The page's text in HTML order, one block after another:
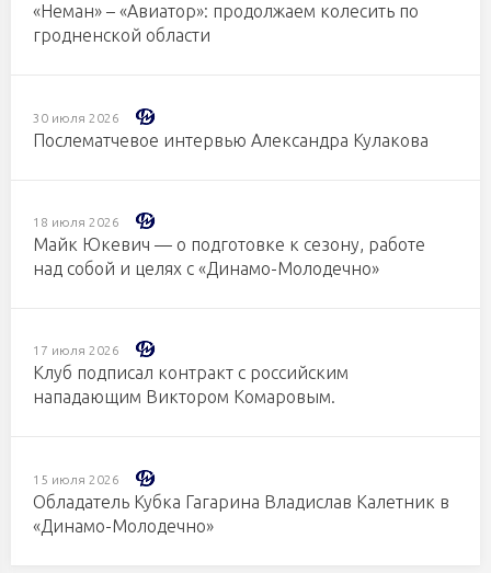
«Неман» – «Авиатор»: продолжаем колесить по
гродненской области
30 июля 2026
Послематчевое интервью Александра Кулакова
18 июля 2026
Майк Юкевич — о подготовке к сезону, работе
над собой и целях с «Динамо-Молодечно»
17 июля 2026
Клуб подписал контракт с российским
нападающим Виктором Комаровым.
15 июля 2026
Обладатель Кубка Гагарина Владислав Калетник в
«Динамо-Молодечно»